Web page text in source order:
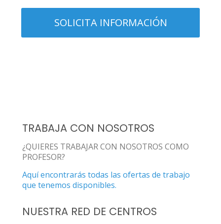
TRABAJA CON NOSOTROS
¿QUIERES TRABAJAR CON NOSOTROS COMO
PROFESOR?
Aquí encontrarás todas las ofertas de trabajo
que tenemos disponibles.
NUESTRA RED DE CENTROS